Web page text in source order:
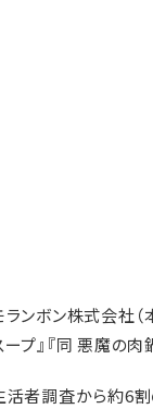
ンボン株式会社（
ープ』『同 悪魔の
者調査から約6割